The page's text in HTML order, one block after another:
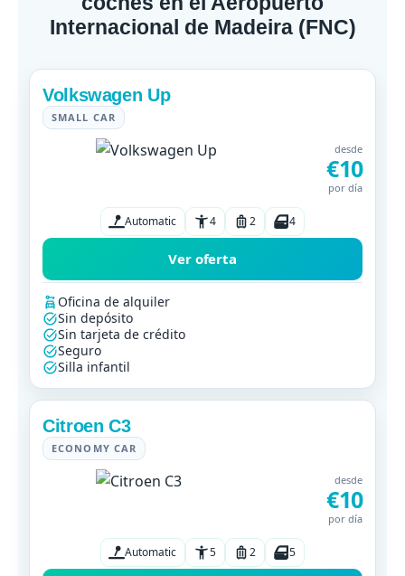
Internacional de Madeira (FNC)
Volkswagen Up
SMALL CAR
desde
€10
por día
Automatic 4 2 4
Ver oferta
Oficina de alquiler
Sin depósito
Sin tarjeta de crédito
Seguro
Silla infantil
Citroen C3
ECONOMY CAR
desde
€10
por día
Automatic 5 2 5